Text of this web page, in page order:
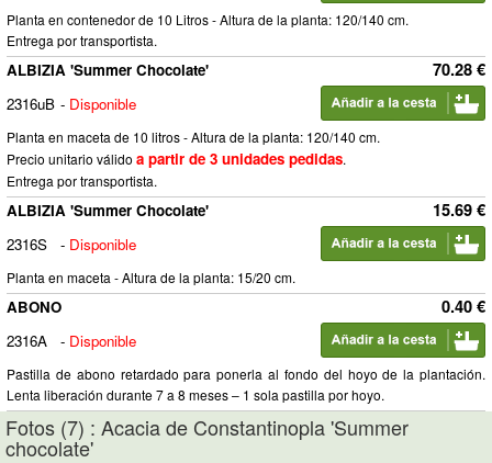
Planta en contenedor de 10 Litros - Altura de la planta: 120/140 cm.
Entrega por transportista.
70.28 €
ALBIZIA 'Summer Chocolate'
2316uB - Disponible
Planta en maceta de 10 litros - Altura de la planta: 120/140 cm.
Precio unitario válido a partir de 3 unidades pedidas.
Entrega por transportista.
15.69 €
ALBIZIA 'Summer Chocolate'
2316S
- Disponible
Planta en maceta - Altura de la planta: 15/20 cm.
0.40 €
ABONO
2316A
- Disponible
Pastilla de abono retardado para ponerla al fondo del hoyo de la plantación.
Lenta liberación durante 7 a 8 meses – 1 sola pastilla por hoyo.
Fotos (7) : Acacia de Constantinopla 'Summer
chocolate'